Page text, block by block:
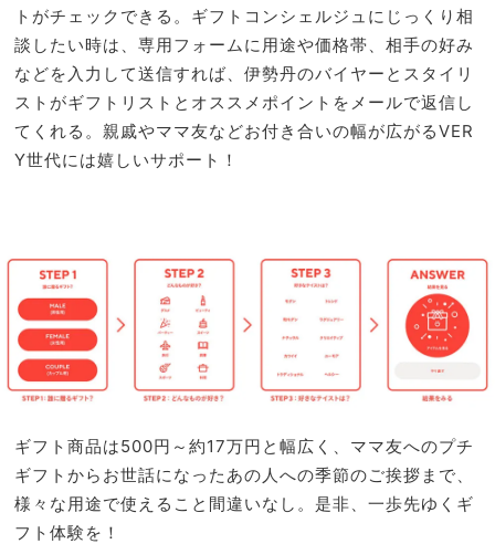
トがチェックできる。ギフトコンシェルジュにじっくり相
談したい時は、専用フォームに用途や価格帯、相手の好み
などを入力して送信すれば、伊勢丹のバイヤーとスタイリ
ストがギフトリストとオススメポイントをメールで返信し
てくれる。親戚やママ友などお付き合いの幅が広がるVER
Y世代には嬉しいサポート！
ギフト商品は500円～約17万円と幅広く、ママ友へのプチ
ギフトからお世話になったあの人への季節のご挨拶まで、
様々な用途で使えること間違いなし。是非、一歩先ゆくギ
フト体験を！